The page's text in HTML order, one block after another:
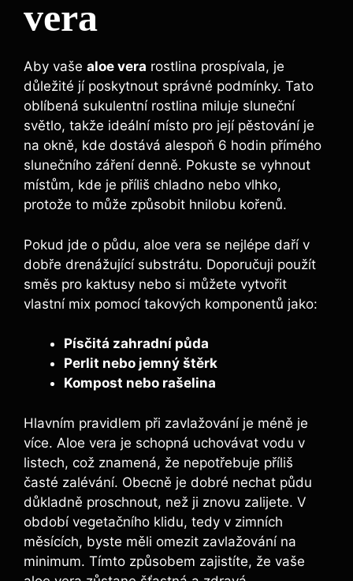
vera
Aby vaše aloe vera rostlina prospívala, je
důležité jí poskytnout správné podmínky. Tato
oblíbená sukulentní rostlina miluje sluneční
světlo, takže ideální místo pro její pěstování je
na okně, kde dostává alespoň 6 hodin přímého
slunečního záření denně. Pokuste se vyhnout
místům, kde je příliš chladno nebo vlhko,
protože to může způsobit hnilobu kořenů.
Pokud jde o půdu, aloe vera se nejlépe daří v
dobře drenážující substrátu. Doporučuji použít
směs pro kaktusy nebo si můžete vytvořit
vlastní mix pomocí takových komponentů jako:
Písčitá zahradní půda
Perlit nebo jemný štěrk
Kompost nebo rašelina
Hlavním pravidlem při zavlažování je méně je
více. Aloe vera je schopná uchovávat vodu v
listech, což znamená, že nepotřebuje příliš
časté zalévání. Obecně je dobré nechat půdu
důkladně proschnout, než ji znovu zalijete. V
období vegetačního klidu, tedy v zimních
měsících, byste měli omezit zavlažování na
minimum. Tímto způsobem zajistíte, že vaše